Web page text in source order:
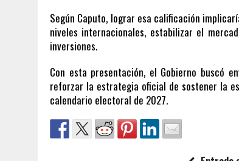
Según Caputo, lograr esa calificación
niveles internacionales, estabilizar el
inversiones.
Con esta presentación, el Gobierno buscó
reforzar la estrategia oficial de sostener la
calendario electoral de 2027.